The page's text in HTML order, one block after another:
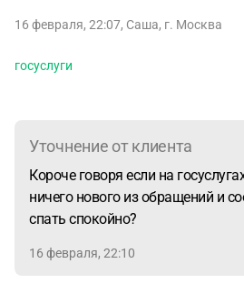
госуслуги решаем вместе. Нужна
в него что нибудь там сообщение
на госуслугах для того что бы что
госорганизацию там сообщение
то? И сохранится ли об этом
решаем вместе?
16 февраля, 22:07, Саша, г. Москва
госуслуги
Уточнение от клиента
Короче говоря если на
ничего нового из обращений и
спать спокойно?
16 февраля, 22:10